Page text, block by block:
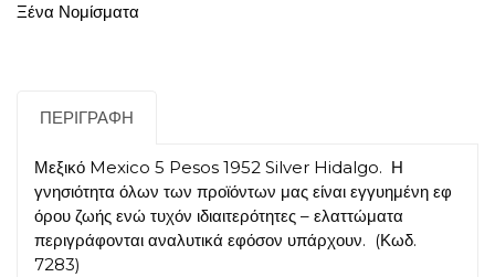
Ξένα Νομίσματα
ΠΕΡΙΓΡΑΦΉ
Μεξικό Mexico 5 Pesos 1952 Silver Hidalgo. Η
γνησιότητα όλων των προϊόντων μας είναι εγγυημένη εφ
όρου ζωής ενώ τυχόν ιδιαιτερότητες – ελαττώματα
περιγράφονται αναλυτικά εφόσον υπάρχουν. (Κωδ.
7283)